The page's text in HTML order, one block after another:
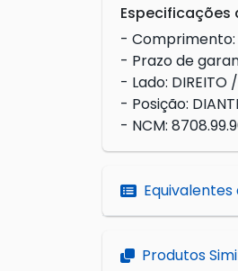
Especificações
-
- Prazo de
- Lado: DIREITO
- Posição:
- NCM:
Produtos